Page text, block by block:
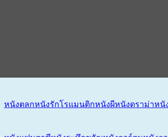
หนังตลกหนังรักโรแมนติกหนังผีหนังดราม่าหนั